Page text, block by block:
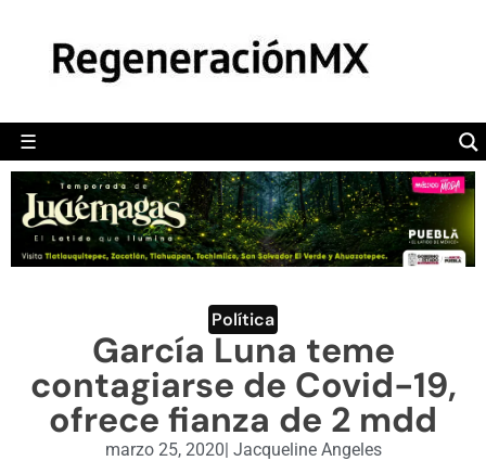
☰
POLÍTICA
CAMALEÓN
OPINIÓN
DEPORTES
ENGLISH SECTION
VIDEOS
Política
García Luna teme
contagiarse de Covid-19,
ofrece fianza de 2 mdd
marzo 25, 2020| Jacqueline Angeles